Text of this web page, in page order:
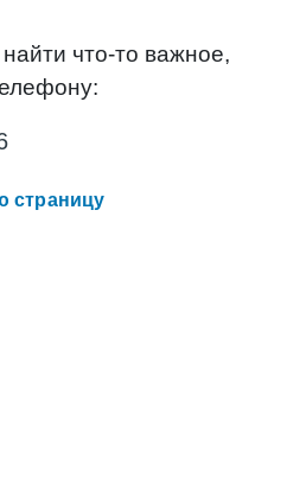
что-то важное,
страницу